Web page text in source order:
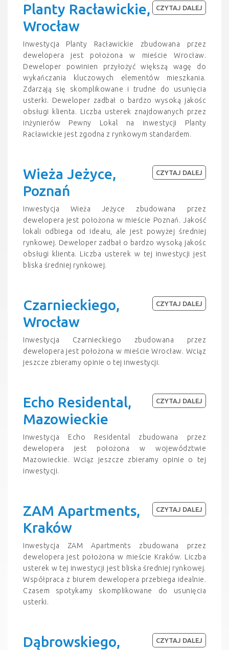
Planty Racławickie,
Wrocław
Inwestycja Planty Racławickie zbudowana przez
dewelopera jest położona w mieście Wrocław.
Deweloper powinien przyłożyć większą wagę do
wykańczania kluczowych elementów mieszkania.
Zdarzają się skomplikowane i trudne do usunięcia
usterki. Deweloper zadbał o bardzo wysoką jakośc
obsługi klienta. Liczba usterek znajdowanych przez
inżynierów Pewny Lokal na inwestycji Planty
Racławickie jest zgodna z rynkowym standardem.
CZYTAJ DALEJ
Wieża Jeżyce,
Poznań
Inwestycja Wieża Jeżyce zbudowana przez
dewelopera jest położona w mieście Poznań. Jakość
lokali odbiega od ideału, ale jest powyżej średniej
rynkowej. Deweloper zadbał o bardzo wysoką jakośc
obsługi klienta. Liczba usterek w tej inwestycji jest
bliska średniej rynkowej.
CZYTAJ DALEJ
Czarnieckiego,
Wrocław
Inwestycja Czarnieckiego zbudowana przez
dewelopera jest położona w mieście Wrocław. Wciąz
jeszcze zbieramy opinie o tej inwestycji.
CZYTAJ DALEJ
Echo Residental,
Mazowieckie
Inwestycja Echo Residental zbudowana przez
dewelopera jest położona w województwie
Mazowieckie. Wciąz jeszcze zbieramy opinie o tej
inwestycji.
CZYTAJ DALEJ
ZAM Apartments,
Kraków
Inwestycja ZAM Apartments zbudowana przez
dewelopera jest położona w mieście Kraków. Liczba
usterek w tej inwestycji jest bliska średniej rynkowej.
Współpraca z biurem dewelopera przebiega idealnie.
Czasem spotykamy skomplikowane do usunięcia
usterki.
CZYTAJ DALEJ
Dąbrowskiego,
CZYTAJ DALEJ